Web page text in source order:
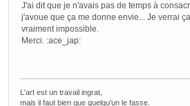
J'ai dit que je n'avais pas de temps à
j'avoue que ça me donne envie... Je verrai
vraiment impossible.
Merci. :ace_jap:
L'art est un travail ingrat,
mais il faut bien que quelqu'un le fasse.